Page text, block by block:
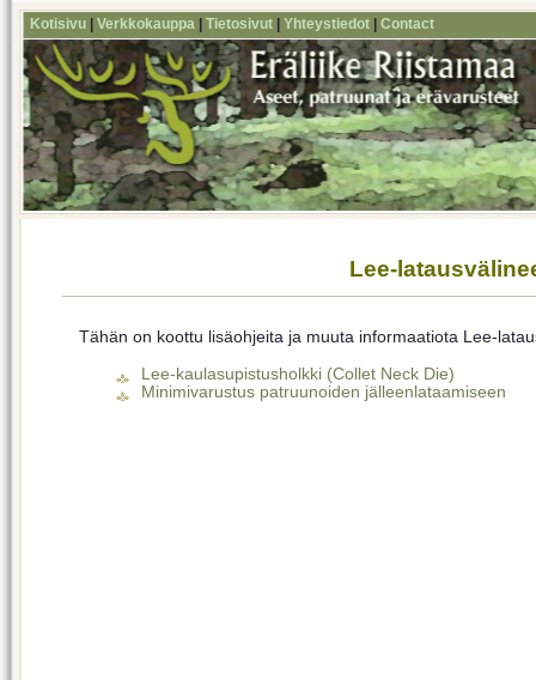
Kotisivu Verkkokauppa Tietosivut Yhteystiedot Contact
Lee-
Tähän on koottu lisäohjeita ja muuta informaatiota Lee-
Lee-kaulasupistusholkki (Collet Neck Die)
Minimivarustus patruunoiden jälleenlataamiseen